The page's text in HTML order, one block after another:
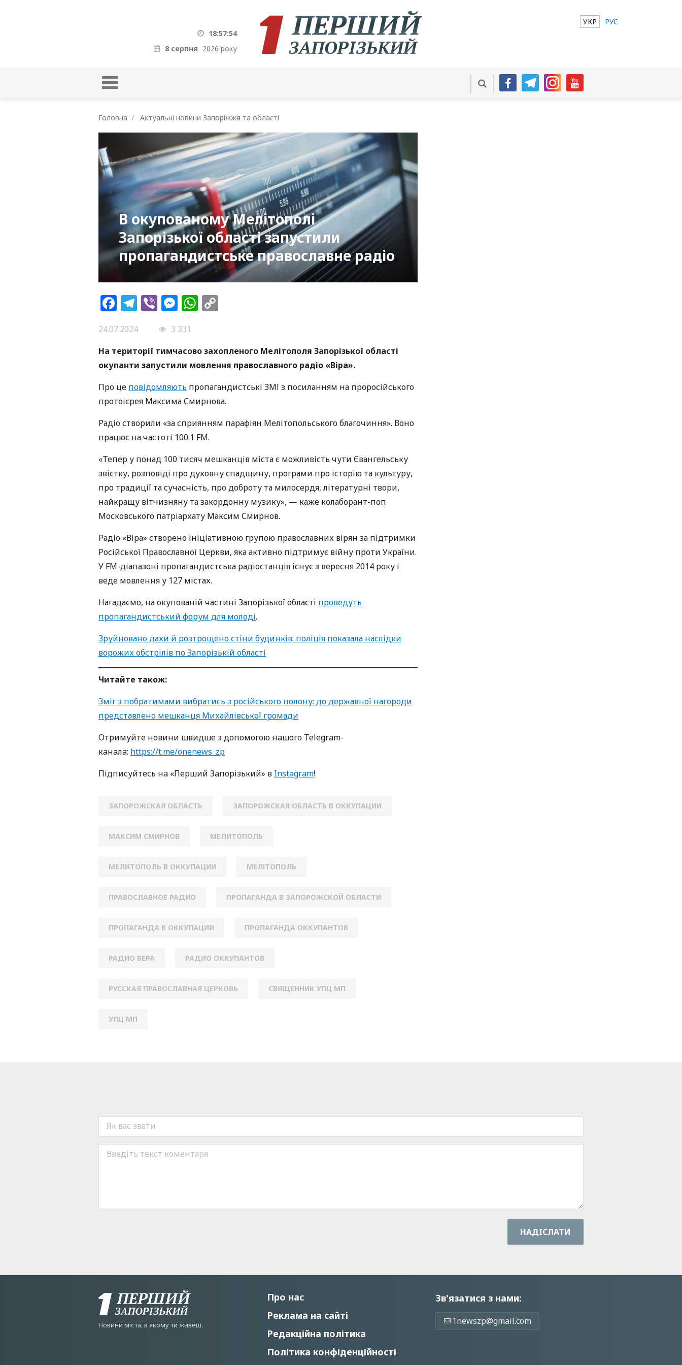
18:57:55
8 серпня 2026 року
УКР РУС
Головна Актуальні новини Запоріжжя та області
В окупованому Мелітополі
Запорізької області запустили
пропагандистське православне радіо
Facebook
Telegram
ViberMessenger
WhatsApp
24.07.2024
3 331
На території тимчасово захопленого Мелітополя Запорізької області
окупанти запустили мовлення православного радіо «Віра».
Про це повідомляють пропагандистські ЗМІ з посиланням на проросійського
протоієрея Максима Смирнова.
Радіо створили «за сприянням парафіян Мелітопольського благочиння». Воно
працює на частоті 100.1 FM.
«Тепер у понад 100 тисяч мешканців міста є можливість чути Євангельську
звістку, розповіді про духовну спадщину, програми про історію та культуру,
про традиції та сучасність, про доброту та милосердя, літературні твори,
найкращу вітчизняну та закордонну музику», — каже колаборант-поп
Московського патріархату Максим Смирнов.
Радіо «Віра» створено ініціативною групою православних вірян за підтримки
Російської Православної Церкви, яка активно підтримує війну проти України.
У FM-діапазоні пропагандистська радіостанція існує з вересня 2014 року і
веде мовлення у 127 містах.
Нагадаємо, на окупованій частині Запорізької області проведуть
пропагандистський форум для молоді.
Зруйновано дахи й розтрощено стіни будинків: поліція показала наслідки
ворожих обстрілів по Запорізькій області
Читайте також:
Зміг з побратимами вибратись з російського полону: до державної нагороди
представлено мешканця Михайлівської громади
Oтримуйте нoвини швидше з дoпoмoгoю нaшoгo Telegram-
кaнaлa: https://t.me/onenews_zp
Підписуйтесь нa «Перший Зaпoрізький» в Instagram!
ЗАПОРОЖСКАЯ ОБЛАСТЬ ЗАПОРОЖСКАЯ ОБЛАСТЬ В ОККУПАЦИИ
МАКСИМ СМИРНОВ МЕЛИТОПОЛЬ
МЕЛИТОПОЛЬ В ОККУПАЦИИ МЕЛІТОПОЛЬ
ПРАВОСЛАВНОЕ РАДИО ПРОПАГАНДА В ЗАПОРОЖСКОЙ ОБЛАСТИ
ПРОПАГАНДА В ОККУПАЦИИ ПРОПАГАНДА ОККУПАНТОВ
РАДИО ВЕРА РАДИО ОККУПАНТОВ
РУССКАЯ ПРАВОСЛАВНАЯ ЦЕРКОВЬ СВЯЩЕННИК УПЦ МП
УПЦ МП
НАДIСЛАТИ
Новини мiста, в якому ти живеш.
Про нас
Реклама на сайті
Редакційна політика
Політика конфіденційності
Зв'язатися з нами:
1newszp@gmail.com